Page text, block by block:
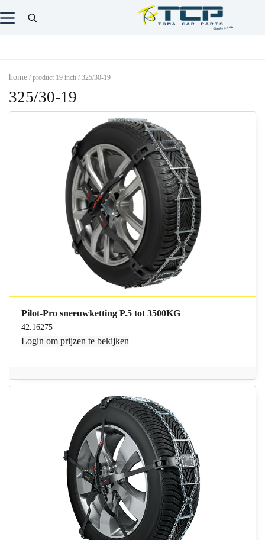
home / product 19 inch / 325/30-19
325/30-19
Pilot-Pro sneeuwketting P.5 tot 3500KG
42.16275
Login om prijzen te bekijken